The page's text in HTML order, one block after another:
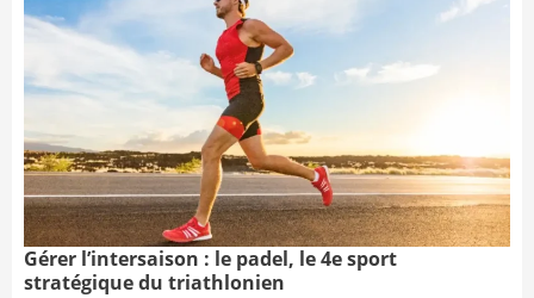
Gérer l’intersaison : le padel, le 4e sport
stratégique du triathlonien